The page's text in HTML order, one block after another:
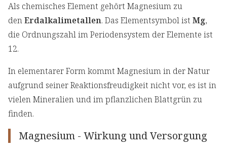
Als chemisches Element gehört Magnesium zu
denErdalkalimetallen. Das Elementsymbol ist Mg,
die Ordnungszahl im Periodensystem der Elemente ist
12.
In elementarer Form kommt Magnesium in der Natur
aufgrund seiner Reaktionsfreudigkeit nicht vor, es ist in
vielen Mineralien und im pflanzlichen Blattgrün zu
finden.
Magnesium - Wirkung und Versorgung